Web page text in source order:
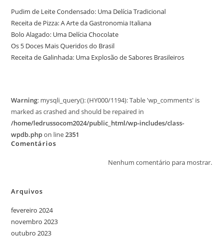
Pudim de Leite Condensado: Uma Delícia Tradicional
Receita de Pizza: A Arte da Gastronomia Italiana
Bolo Alagado: Uma Delícia Chocolate
Os 5 Doces Mais Queridos do Brasil
Receita de Galinhada: Uma Explosão de Sabores Brasileiros
Warning: mysqli_query(): (HY000/1194): Table 'wp_comments' is
marked as crashed and should be repaired in
/home/ledrussocom2024/public_html/wp-includes/class-
wpdb.phpon line2351
Comentários
Nenhum comentário para mostrar.
Arquivos
fevereiro 2024
novembro 2023
outubro 2023